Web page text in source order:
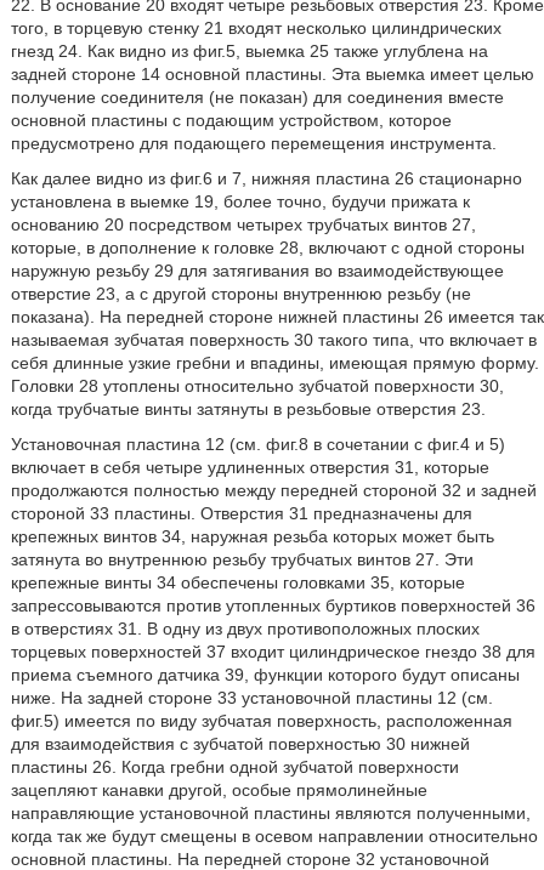
22. В основание 20 входят четыре резьбовых отверстия 23. Кроме
того, в торцевую стенку 21 входят несколько цилиндрических
гнезд 24. Как видно из фиг.5, выемка 25 также углублена на
задней стороне 14 основной пластины. Эта выемка имеет целью
получение соединителя (не показан) для соединения вместе
основной пластины с подающим устройством, которое
предусмотрено для подающего перемещения инструмента.
Как далее видно из фиг.6 и 7, нижняя пластина 26 стационарно
установлена в выемке 19, более точно, будучи прижата к
основанию 20 посредством четырех трубчатых винтов 27,
которые, в дополнение к головке 28, включают с одной стороны
наружную резьбу 29 для затягивания во взаимодействующее
отверстие 23, а с другой стороны внутреннюю резьбу (не
показана). На передней стороне нижней пластины 26 имеется так
называемая зубчатая поверхность 30 такого типа, что включает в
себя длинные узкие гребни и впадины, имеющая прямую форму.
Головки 28 утоплены относительно зубчатой поверхности 30,
когда трубчатые винты затянуты в резьбовые отверстия 23.
Установочная пластина 12 (см. фиг.8 в сочетании с фиг.4 и 5)
включает в себя четыре удлиненных отверстия 31, которые
продолжаются полностью между передней стороной 32 и задней
стороной 33 пластины. Отверстия 31 предназначены для
крепежных винтов 34, наружная резьба которых может быть
затянута во внутреннюю резьбу трубчатых винтов 27. Эти
крепежные винты 34 обеспечены головками 35, которые
запрессовываются против утопленных буртиков поверхностей 36
в отверстиях 31. В одну из двух противоположных плоских
торцевых поверхностей 37 входит цилиндрическое гнездо 38 для
приема съемного датчика 39, функции которого будут описаны
ниже. На задней стороне 33 установочной пластины 12 (см.
фиг.5) имеется по виду зубчатая поверхность, расположенная
для взаимодействия с зубчатой поверхностью 30 нижней
пластины 26. Когда гребни одной зубчатой поверхности
зацепляют канавки другой, особые прямолинейные
направляющие установочной пластины являются полученными,
когда так же будут смещены в осевом направлении относительно
основной пластины. На передней стороне 32 установочной